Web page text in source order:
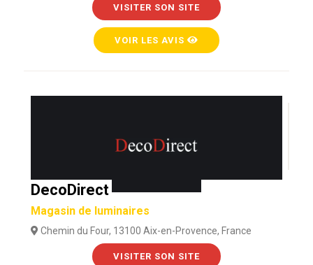
VISITER SON SITE
VOIR LES AVIS
DecoDirect
Magasin de luminaires
Chemin du Four, 13100 Aix-en-Provence, France
VISITER SON SITE